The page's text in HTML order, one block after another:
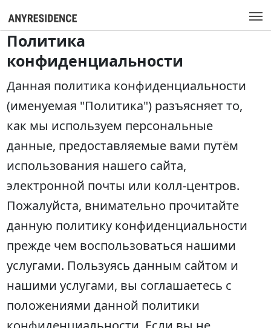
Политика
конфиденциальности
Данная политика конфиденциальности
(именуемая "Политика") разъясняет то,
как мы используем персональные
данные, предоставляемые вами путём
использования нашего сайта,
электронной почты или колл-центров.
Пожалуйста, внимательно прочитайте
данную политику конфиденциальности
прежде чем воспользоваться нашими
услугами. Пользуясь данным сайтом и
нашими услугами, вы соглашаетесь с
положениями данной политики